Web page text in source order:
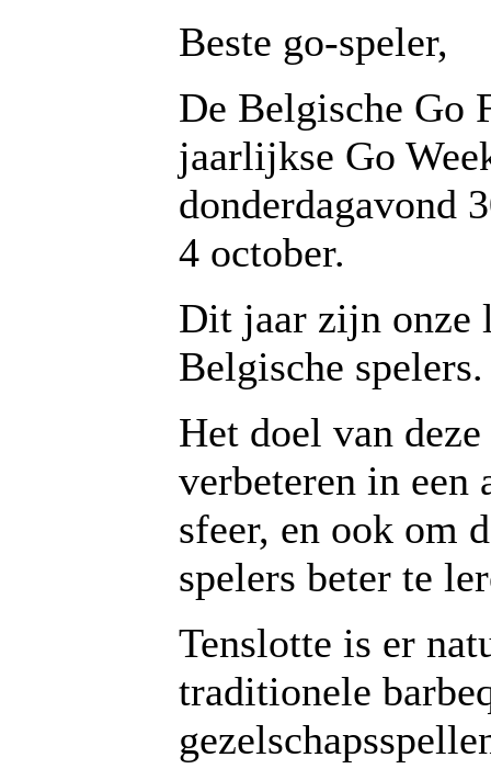
Beste go-speler,
De Belgische Go
jaarlijkse Go
donderdagavond
4 october.
Dit jaar zijn onze
Belgische spelers.
Het doel van
verbeteren in een
sfeer, en ook om
spelers beter te
Tenslotte is er
traditionele